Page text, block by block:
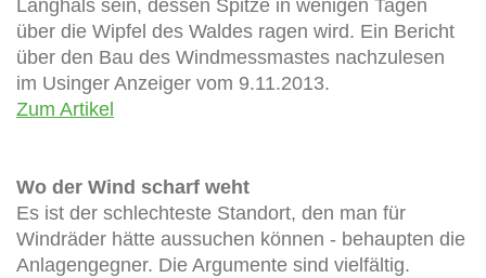
Langhals sein, dessen Spitze in wenigen Tagen
über die Wipfel des Waldes ragen wird. Ein Bericht
über den Bau des Windmessmastes nachzulesen
im Usinger Anzeiger vom 9.11.2013.
Zum Artikel
Wo der Wind scharf weht
Es ist der schlechteste Standort, den man für
Windräder hätte aussuchen können - behaupten die
Anlagengegner. Die Argumente sind vielfältig.